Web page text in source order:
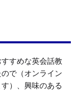
すめな英会話教
で（オンライン
）、興味のある